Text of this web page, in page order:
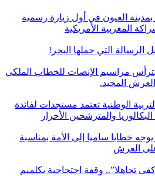
بمدينة العيون في أول زيارة رسمية
المغربية الأمريكية
الرسالة التي حملها البحر!
مراسيم الإنصات للخطاب الملكي
المجيد.
الوطنية تعتمد مستجدات لفائدة
والمترشحين الأحرار
خطابا ساميا إلى الأمة بمناسبة
تجاهلا”.. وقفة احتجاجية بكلميم